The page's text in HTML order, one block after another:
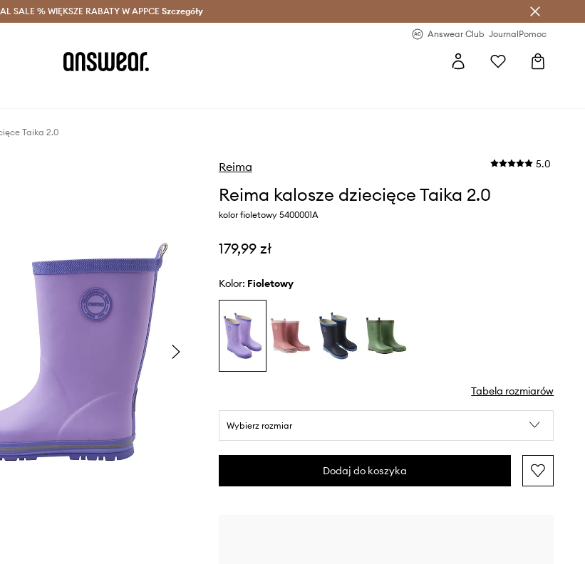
Club > Dostawa nawet w 24h >
SALE % WIĘKSZE RABATY W APPCESzczegóły
Answear Club JournalPomoc
Taika 2.0
Reima 5.0
Reima kalosze dziecięce Taika 2.0
kolor fioletowy 5400001A
179,99 zł
Kolor: fioletowy
Tabela rozmiarów
Wybierz rozmiar
Dodaj do koszyka